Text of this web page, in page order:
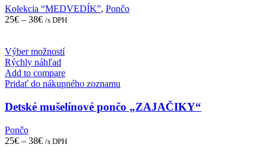
may
be
the
product
page
Kolekcia “MEDVEDÍK”, Pončo
25€ – 38€ /s DPH
Výber možnostíThis
has
multiple
The
options
be
chosen
Rýchly náhľad
Add to compare
Pridať do nákupného zoznamu
Detské mušelínové pončo „ZAJAČIKY“
Pončo
25€ – 38€ /s DPH